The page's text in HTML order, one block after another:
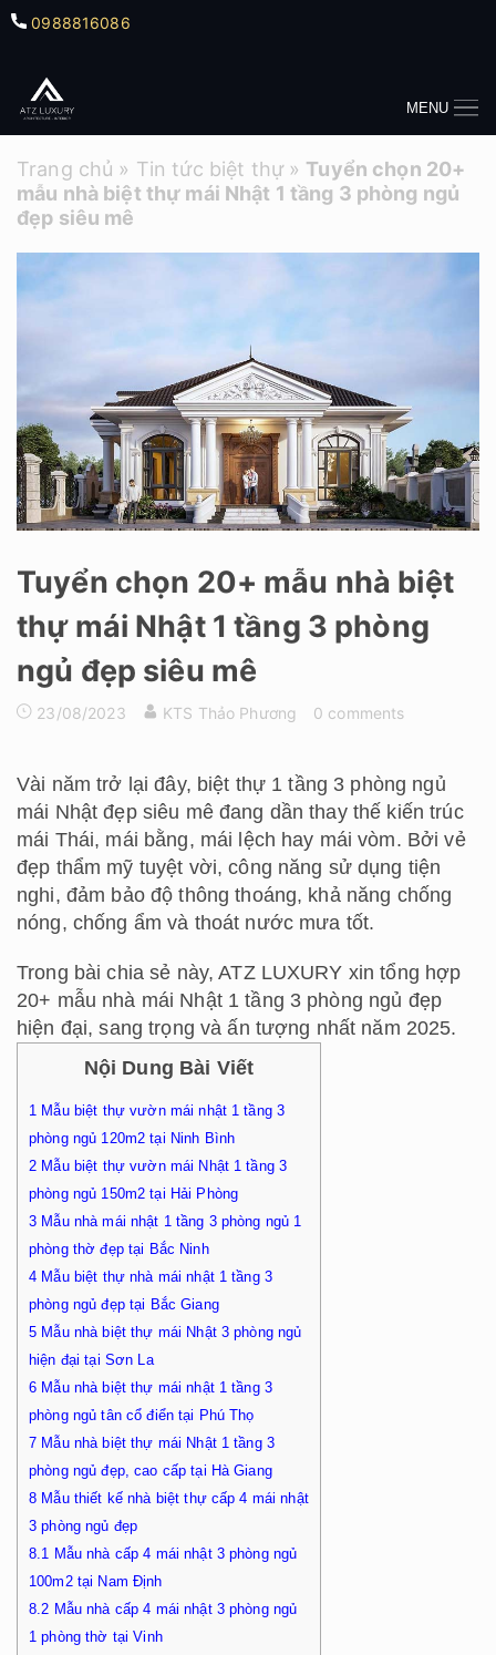
0988816086
MENU
Trang chủ » Tin tức biệt thự» Tuyển chọn 20+
mẫu nhà biệt thự mái Nhật 1 tầng 3 phòng ngủ
đẹp siêu mê
Tuyển chọn 20+ mẫu nhà biệt
thự mái Nhật 1 tầng 3 phòng
ngủ đẹp siêu mê
23/08/2023 KTS Thảo Phương 0 comments
Vài năm trở lại đây, biệt thự 1 tầng 3 phòng ngủ
mái Nhật đẹp siêu mê đang dần thay thế kiến trúc
mái Thái, mái bằng, mái lệch hay mái vòm. Bởi vẻ
đẹp thẩm mỹ tuyệt vời, công năng sử dụng tiện
nghi, đảm bảo độ thông thoáng, khả năng chống
nóng, chống ẩm và thoát nước mưa tốt.
Trong bài chia sẻ này, ATZ LUXURY xin tổng hợp
20+ mẫu nhà mái Nhật 1 tầng 3 phòng ngủ đẹp
hiện đại, sang trọng và ấn tượng nhất năm 2025.
Nội Dung Bài Viết
1 Mẫu biệt thự vườn mái nhật 1 tầng 3
phòng ngủ 120m2 tại Ninh Bình
2 Mẫu biệt thự vườn mái Nhật 1 tầng 3
phòng ngủ 150m2 tại Hải Phòng
3 Mẫu nhà mái nhật 1 tầng 3 phòng ngủ 1
phòng thờ đẹp tại Bắc Ninh
4 Mẫu biệt thự nhà mái nhật 1 tầng 3
phòng ngủ đẹp tại Bắc Giang
5 Mẫu nhà biệt thự mái Nhật 3 phòng ngủ
hiện đại tại Sơn La
6 Mẫu nhà biệt thự mái nhật 1 tầng 3
phòng ngủ tân cổ điển tại Phú Thọ
7 Mẫu nhà biệt thự mái Nhật 1 tầng 3
phòng ngủ đẹp, cao cấp tại Hà Giang
8 Mẫu thiết kế nhà biệt thự cấp 4 mái nhật
3 phòng ngủ đẹp
8.1 Mẫu nhà cấp 4 mái nhật 3 phòng ngủ
100m2 tại Nam Định
8.2 Mẫu nhà cấp 4 mái nhật 3 phòng ngủ
1 phòng thờ tại Vinh